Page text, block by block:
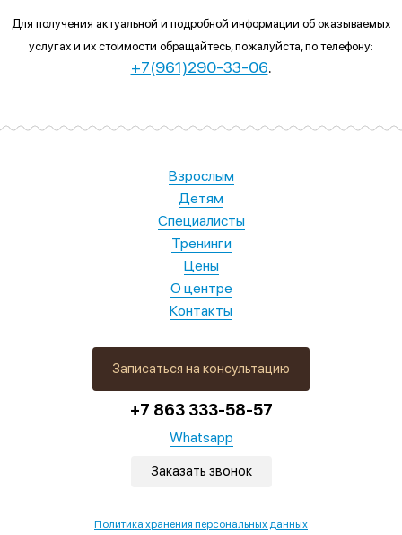
Для получения актуальной и подробной информации об оказываемых
услугах и их стоимости обращайтесь, пожалуйста, по телефону:
+7(961)290-33-06.
Записаться на консультацию
+7 863 333-58-57
Whatsapp
Заказать звонок
Взрослым
Детям
Специалисты
Тренинги
Цены
О центре
Контакты
Политика хранения персональных данных